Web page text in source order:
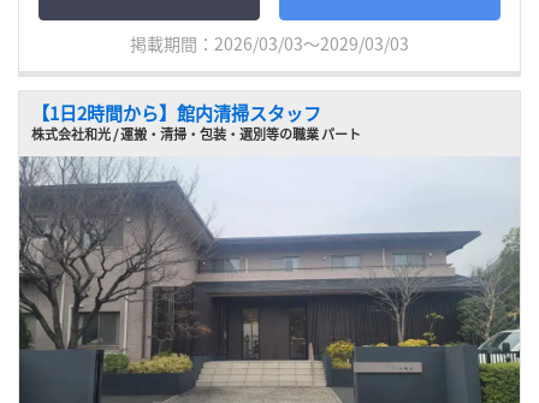
掲載期間：2026/03/03～2029/03/03
【1日2時間から】館内清掃スタッフ
株式会社和光 / 運搬・清掃・包装・選別等の職業 パート